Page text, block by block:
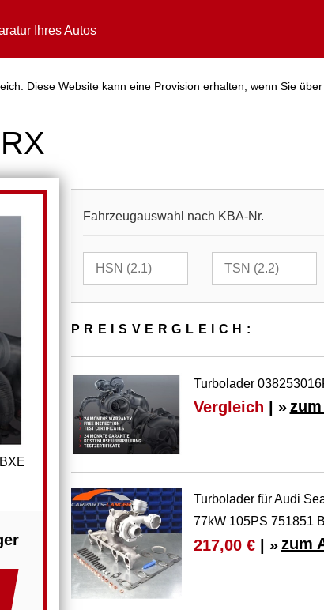
Ihres Autos
Diese Website kann eine Provision erhalten, wenn Sie
Fahrzeugauswahl nach KBA-Nr.
PREIS­VER­GLEICH:
Turbolader
Vergleich | »
Turbolader für Audi
77kW 105PS 751851
217,00 €| » zum